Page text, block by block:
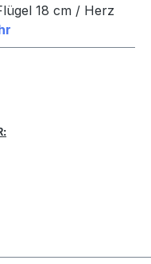
18 cm / Herz